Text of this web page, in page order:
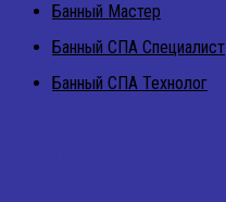
Банный Мастер
Банный СПА Специалист
Банный СПА Технолог